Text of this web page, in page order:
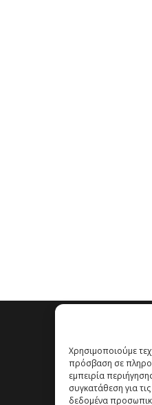
Χρησιμοποιούμε
πρόσβαση σε
εμπειρία
συγκατάθεση για
δεδομένα